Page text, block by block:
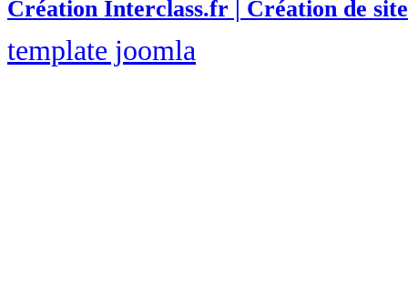
Création Interclass.fr | Création de
template joomla